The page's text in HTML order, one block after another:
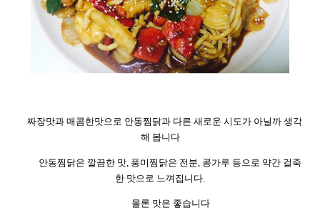
짜장맛과 매콤한맛으로 안동찜닭과 다른 새로운 시도가 아닐까 생각
해 봅니다
안동찜닭은 깔끔한 맛, 풍미찜닭은 전분 콩가루 등으로 약간 걸죽
한 맛으로 느껴집니다
몰론 맛은 좋습니다